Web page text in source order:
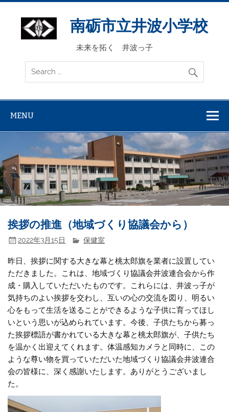
Skip
content
南砺市立井波小学校
未来を拓く 井波っ子
MENU
挨拶の推進（地域づくり協議会から）
2022年3月15日 保健室
昨日、挨拶に関する大きな幕と桃太郎旗を業者に設置してい
ただきました。これは、地域づくり協議会井波連合会から作
成・購入していただいたものです。これらには、井波っ子が
気持ちのよい挨拶を交わし、互いの心の交流を図り、明るい
心をもって生活を送ることができるような子供に育ってほし
いという思いが込められています。今後、子供たちから募っ
た挨拶標語が書かれている大きな幕と桃太郎旗が、子供たち
を温かく出迎えてくれます。体温感知カメラと同時に、この
ような尊い物を買っていただいた地域づくり協議会井波連合
会の皆様に、深く感謝いたします。ありがとうございまし
た。